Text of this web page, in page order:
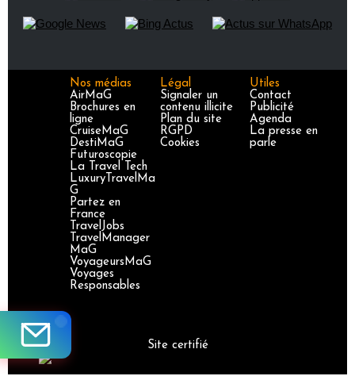
Nos médias
AirMaG
Brochures en
ligne
CruiseMaG
DestiMaG
Futuroscopie
La Travel Tech
LuxuryTravelMa
G
Partez en
France
TravelJobs
TravelManager
MaG
VoyageursMaG
Voyages
Responsables
Légal
Signaler un
contenu illicite
Plan du site
RGPD
Cookies
Utiles
Contact
Publicité
Agenda
La presse en
parle
Site certifié